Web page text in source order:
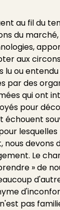
au fil du
du
aux
lu ou
par des
qui ont
pour
devons
Le
» de
pas